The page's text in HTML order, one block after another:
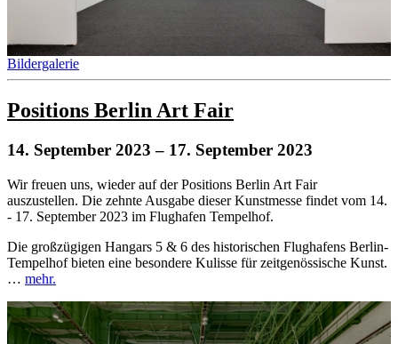
Bildergalerie
Positions Berlin Art Fair
14. September 2023 – 17. September 2023
Wir freuen uns, wieder auf der Positions Berlin Art Fair
auszustellen. Die zehnte Ausgabe dieser Kunstmesse findet vom 14.
- 17. September 2023 im Flughafen Tempelhof.
Die großzügigen Hangars 5 & 6 des historischen Flughafens Berlin-
Tempelhof bieten eine besondere Kulisse für zeitgenössische Kunst.
… mehr.